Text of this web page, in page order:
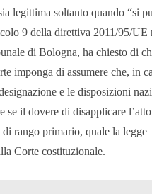
legittima soltanto quando “si
9 della direttiva 2011/95/UE
di Bologna, ha chiesto di
imponga di assumere che, in
e le disposizioni
se il dovere di disapplicare
rango primario, quale la legge
Corte costituzionale.